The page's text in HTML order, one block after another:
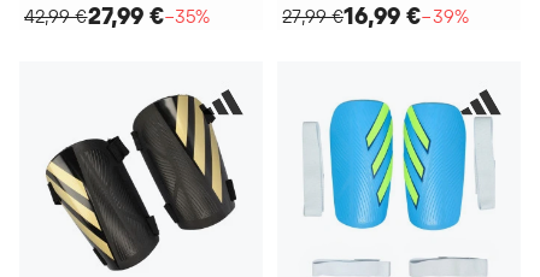
42,99 €27,99 €−35%
27,99 €16,99 €−39%